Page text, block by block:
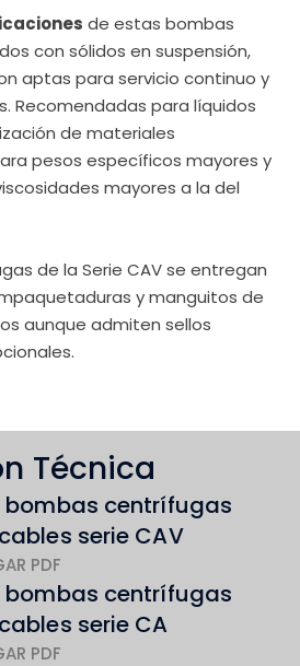
de estas bombas
con sólidos en suspensión,
aptas para servicio continuo y
Recomendadas para líquidos
de materiales
pesos específicos mayores y
mayores a la del
de la Serie CAV se entregan
y manguitos de
aunque admiten sellos
Técnica
bombas centrífugas
serie CAV
PDF
bombas centrífugas
serie CA
PDF